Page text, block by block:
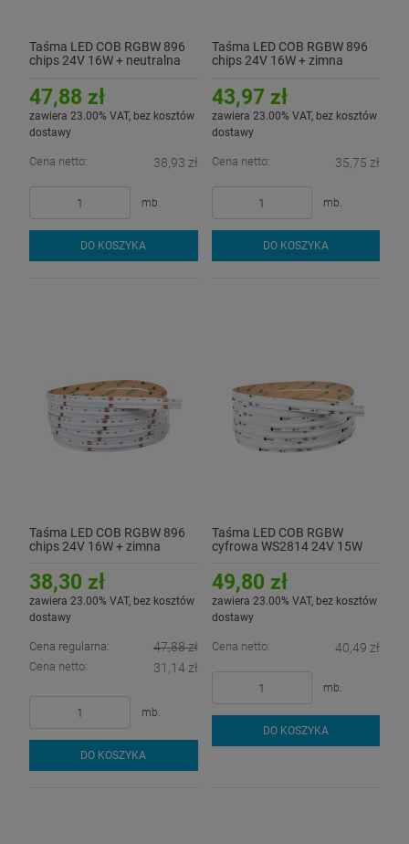
Taśma LED COB RGBW 896
chips 24V 16W + neutralna
IP54
47,88 zł
zawiera 23.00% VAT, bez kosztów
dostawy
Cena netto: 38,93 zł
mb.
DO KOSZYKA
Taśma LED COB RGBW 896
chips 24V 16W + zimna
43,97 zł
zawiera 23.00% VAT, bez kosztów
dostawy
Cena netto: 35,75 zł
mb.
DO KOSZYKA
Taśma LED COB RGBW 896
chips 24V 16W + zimna
IP54
38,30 zł
zawiera 23.00% VAT, bez kosztów
dostawy
Cena regularna: 47,88 zł
Cena netto: 31,14 zł
mb.
DO KOSZYKA
Taśma LED COB RGBW
cyfrowa WS2814 24V 15W
49,80 zł
zawiera 23.00% VAT, bez kosztów
dostawy
Cena netto: 40,49 zł
mb.
DO KOSZYKA